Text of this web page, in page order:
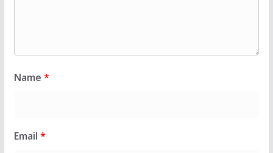
Name *
Email *